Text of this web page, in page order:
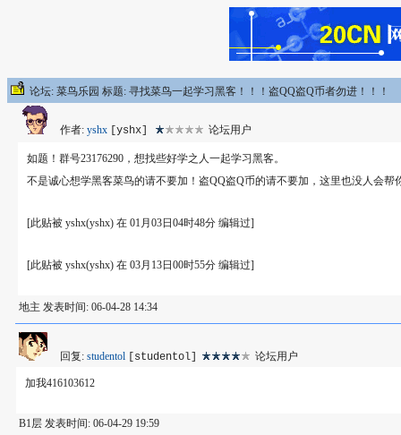
论坛: 菜鸟乐园 标题: 寻找菜鸟一起学习黑客！！！盗QQ盗Q币者勿进！！！
作者: yshx [yshx] 论坛用户
如题！群号23176290，想找些好学之人一起学习黑客。
不是诚心想学黑客菜鸟的请不要加！盗QQ盗Q币的请不要加，这里也没人会帮
[此贴被 yshx(yshx) 在 01月03日04时48分 编辑过]
[此贴被 yshx(yshx) 在 03月13日00时55分 编辑过]
地主 发表时间: 06-04-28 14:34
回复: studentol [studentol] 论坛用户
加我416103612
B1层 发表时间: 06-04-29 19:59